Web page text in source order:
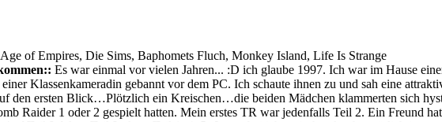
of Empires, Die Sims, Baphomets Fluch, Monkey Island, Life Is Strange
Es war einmal vor vielen Jahren... :D ich glaube 1997. Ich war im Hause
Klassenkameradin gebannt vor dem PC. Ich schaute ihnen zu und sah eine
den ersten Blick…Plötzlich ein Kreischen…die beiden Mädchen klammerten sich
Raider 1 oder 2 gespielt hatten. Mein erstes TR war jedenfalls Teil 2. Ein Freund